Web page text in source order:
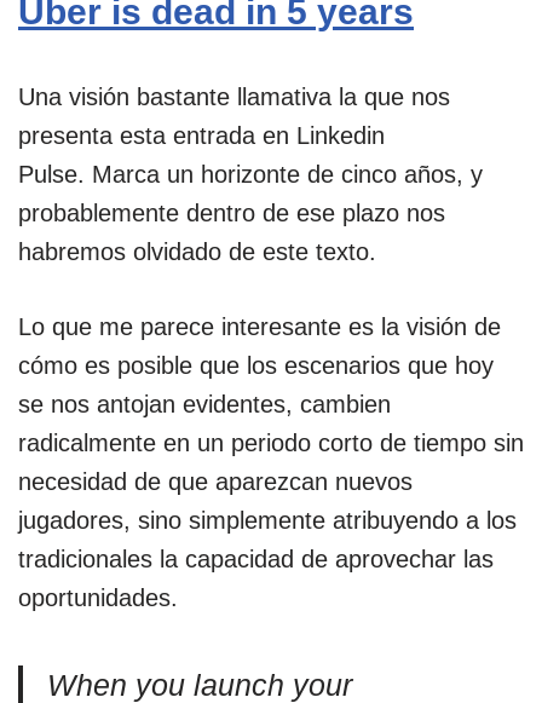
Uber is dead in 5 years
Una visión bastante llamativa la que nos
presenta esta entrada en Linkedin
Pulse. Marca un horizonte de cinco años, y
probablemente dentro de ese plazo nos
habremos olvidado de este texto.
Lo que me parece interesante es la visión de
cómo es posible que los escenarios que hoy
se nos antojan evidentes, cambien
radicalmente en un periodo corto de tiempo sin
necesidad de que aparezcan nuevos
jugadores, sino simplemente atribuyendo a los
tradicionales la capacidad de aprovechar las
oportunidades.
When you launch your